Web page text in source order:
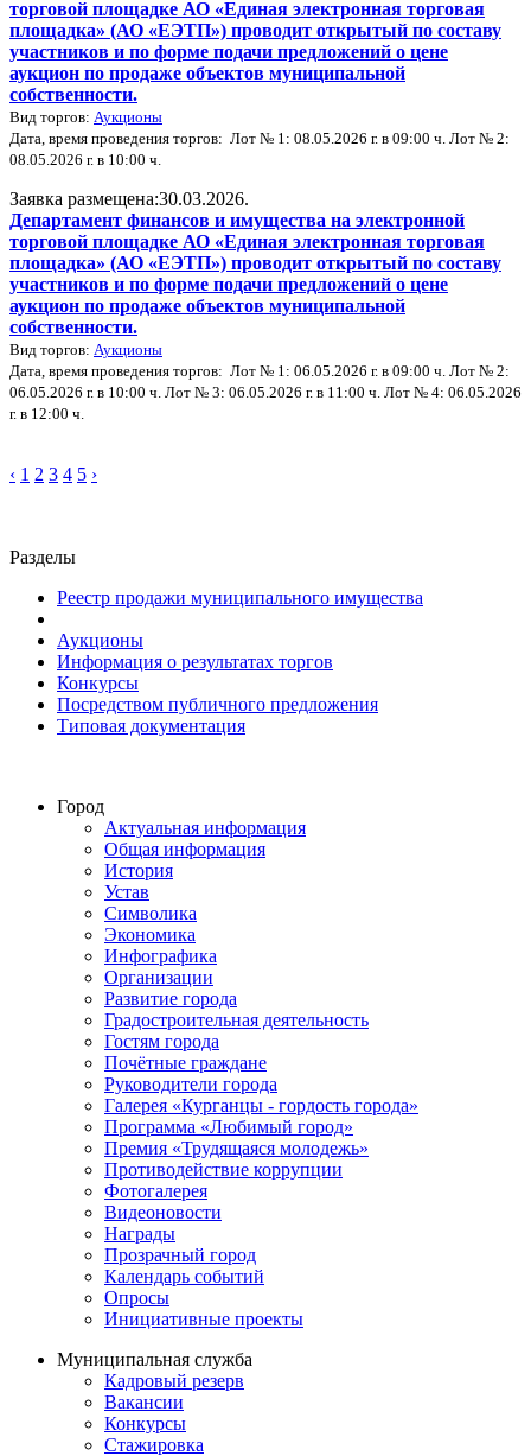
торговой площадке АО «Единая электронная торговая
площадка» (АО «ЕЭТП») проводит открытый по составу
участников и по форме подачи предложений о цене
аукцион по продаже объектов муниципальной
собственности.
Вид торгов: Аукционы
Дата, время проведения торгов: Лот № 1: 08.05.2026 г. в 09:00 ч. Лот № 2:
08.05.2026 г. в 10:00 ч.
Заявка размещена:30.03.2026.
Департамент финансов и имущества на электронной
торговой площадке АО «Единая электронная торговая
площадка» (АО «ЕЭТП») проводит открытый по составу
участников и по форме подачи предложений о цене
аукцион по продаже объектов муниципальной
собственности.
Вид торгов: Аукционы
Дата, время проведения торгов: Лот № 1: 06.05.2026 г. в 09:00 ч. Лот № 2:
06.05.2026 г. в 10:00 ч. Лот № 3: 06.05.2026 г. в 11:00 ч. Лот № 4: 06.05.2026
г. в 12:00 ч.
‹ 1 2 3 4 5 ›
Разделы
Реестр продажи муниципального имущества
Аукционы
Информация о результатах торгов
Конкурсы
Посредством публичного предложения
Типовая документация
Город
Актуальная информация
Общая информация
История
Устав
Символика
Экономика
Инфографика
Организации
Развитие города
Градостроительная деятельность
Гостям города
Почётные граждане
Руководители города
Галерея «Курганцы - гордость города»
Программа «Любимый город»
Премия «Трудящаяся молодежь»
Противодействие коррупции
Фотогалерея
Видеоновости
Награды
Прозрачный город
Календарь событий
Опросы
Инициативные проекты
Муниципальная служба
Кадровый резерв
Вакансии
Конкурсы
Стажировка